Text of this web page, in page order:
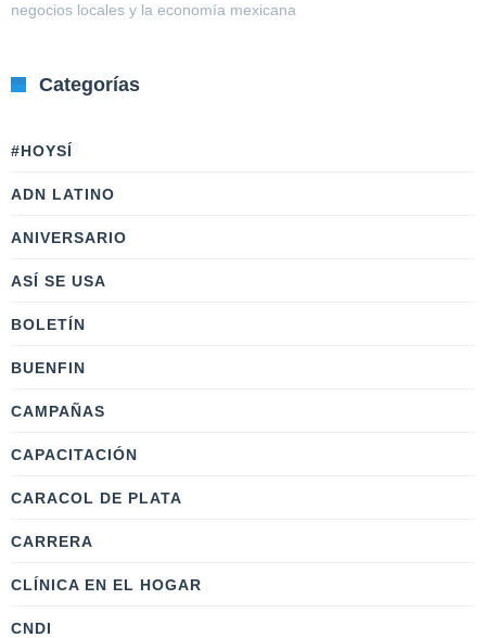
negocios locales y la economía mexicana
Categorías
#HOYSÍ
ADN LATINO
ANIVERSARIO
ASÍ SE USA
BOLETÍN
BUENFIN
CAMPAÑAS
CAPACITACIÓN
CARACOL DE PLATA
CARRERA
CLÍNICA EN EL HOGAR
CNDI